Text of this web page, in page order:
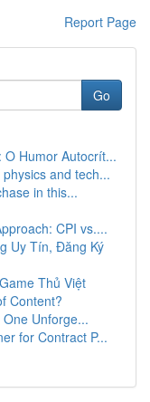
Report Page
Go
Humor Autocrít...
and tech...
in this...
CPI vs....
Uy Tín, Đăng Ký
Thủ Việt
Content?
Unforge...
for Contract P...